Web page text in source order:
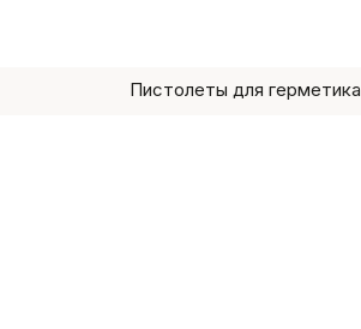
Пистолеты для герметика